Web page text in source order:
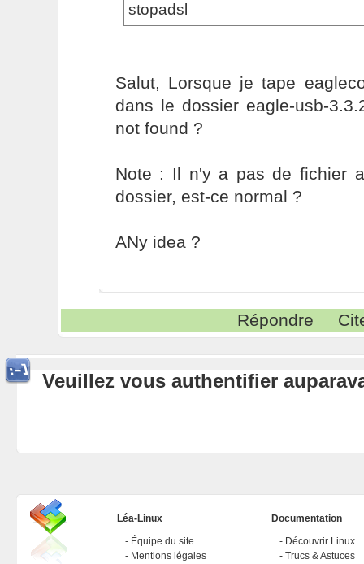
stopadsl
Salut, Lorsque je tape
dans le dossier eagle-usb-
not found ?
Note : Il n'y a pas de fichier
dossier, est-ce normal ?
ANy idea ?
Répondre
Veuillez vous authentifier
Léa-Linux
Équipe du site
Mentions légales
Documentation
Découvrir Linux
Trucs & Astuces